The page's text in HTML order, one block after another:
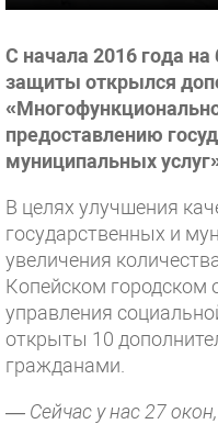
С начала 2016 года
защиты открылся
предоставлению
муниципальных
В целях улучшения
государственных и
увеличения
Копейском городском
управления
открыты 10
гражданами.
— Сейчас у нас 27 окон,